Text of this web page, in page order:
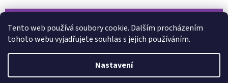
Tento web používá soubory cookie. Dalším procházením
tohoto webu vyjadřujete souhlas s jejich používáním.
Nastavení
Vytvořil Shoptet